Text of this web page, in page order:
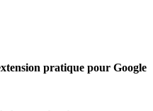
pratique pour Google